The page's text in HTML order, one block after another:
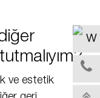
ve estetik